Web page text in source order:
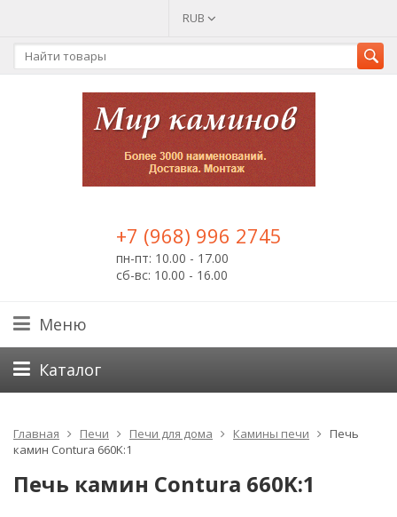
RUB
+7 (968) 996 2745
пн-пт: 10.00 - 17.00
сб-вс: 10.00 - 16.00
Меню
Каталог
Главная Печи Печи для дома Камины печи
Печь
камин Contura 660K:1
Печь камин Contura 660K:1